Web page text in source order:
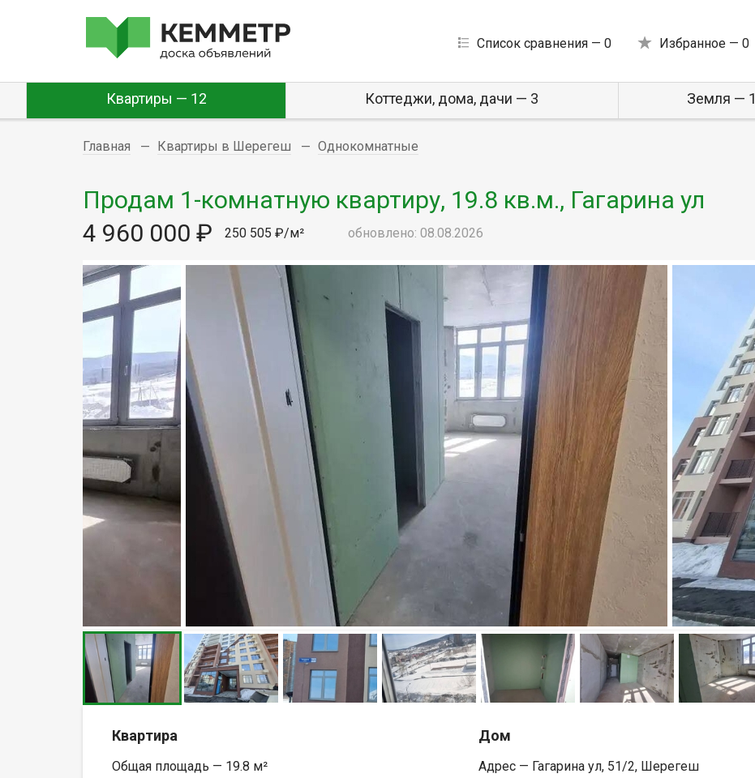
Список сравнения — 0 Избранное — 0
Квартиры — 12 Коттеджи, дома, дачи — 3 Земля — 1
Главная Квартиры в Шерегеш Однокомнатные
Продам 1-комнатную квартиру, 19.8 кв.м., Гагарина ул
4 960 000 ₽
250 505 ₽/м² обновлено: 08.08.2026
Квартира
Общая площадь — 19.8 м²
Дом
Адрес — Гагарина ул, 51/2, Шерегеш